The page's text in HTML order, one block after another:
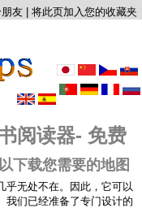
友 将此页加入您的收藏夹
阅读器- 免费
下载您需要的地图
乎无处不在。因此，它可以
我们已经准备了专门设计的